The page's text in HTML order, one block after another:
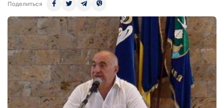
Поделиться